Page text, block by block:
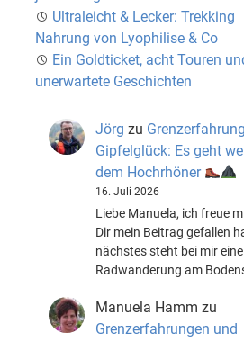
Ultraleicht & Lecker: Trekking
Nahrung von Lyophilise & Co
Ein Goldticket, acht Touren
unerwartete Geschichten
Jörg zu
Gipfelglück: Es geht
dem Hochrhöner
16. Juli 2026
Liebe Manuela, ich freue
Dir mein Beitrag gefallen
nächstes steht bei mir eine
Radwanderung am
Manuela Hamm zu
Grenzerfahrungen und